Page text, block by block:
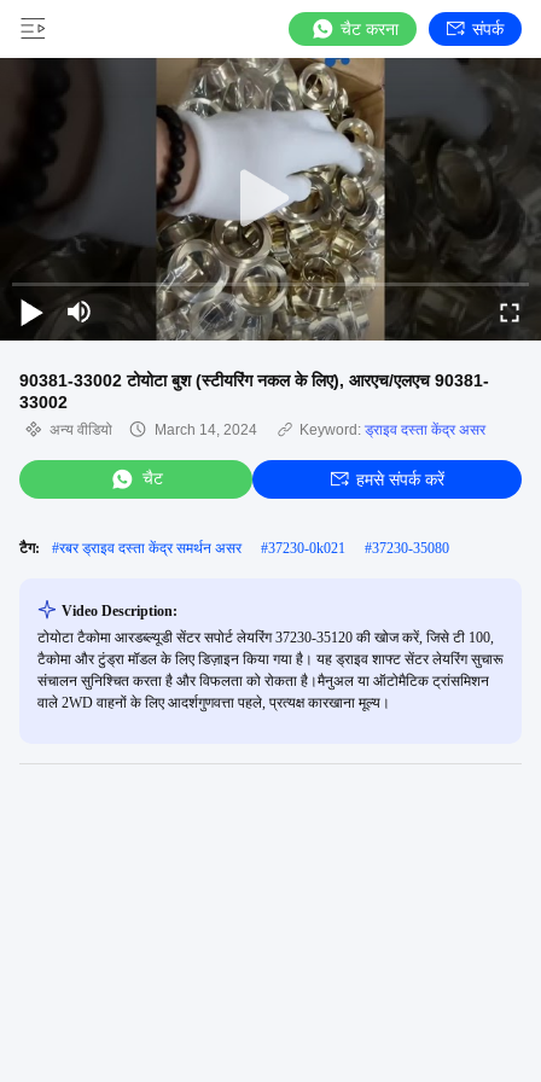
चैट करना संपर्क
90381-33002 टोयोटा बुश (स्टीयरिंग नकल के लिए), आरएच/एलएच 90381-
33002
अन्य वीडियो March 14, 2024 Keyword: ड्राइव दस्ता केंद्र असर
चैट हमसे संपर्क करें
टैग: #रबर ड्राइव दस्ता केंद्र समर्थन असर #37230-0k021 #37230-35080
Video Description:
टोयोटा टैकोमा आरडब्ल्यूडी सेंटर सपोर्ट लेयरिंग 37230-35120 की खोज करें, जिसे टी 100,
टैकोमा और टुंड्रा मॉडल के लिए डिज़ाइन किया गया है। यह ड्राइव शाफ्ट सेंटर लेयरिंग सुचारू
संचालन सुनिश्चित करता है और विफलता को रोकता है।मैनुअल या ऑटोमैटिक ट्रांसमिशन
वाले 2WD वाहनों के लिए आदर्शगुणवत्ता पहले, प्रत्यक्ष कारखाना मूल्य।